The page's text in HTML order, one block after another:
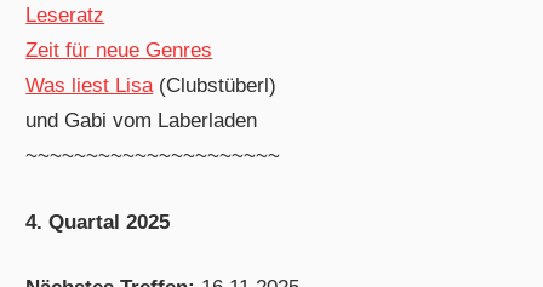
Leseratz
Zeit für neue Genres
Was liest Lisa(Clubstüberl)
und Gabi vom Laberladen
~~~~~~~~~~~~~~~~~~~~~
4. Quartal 2025